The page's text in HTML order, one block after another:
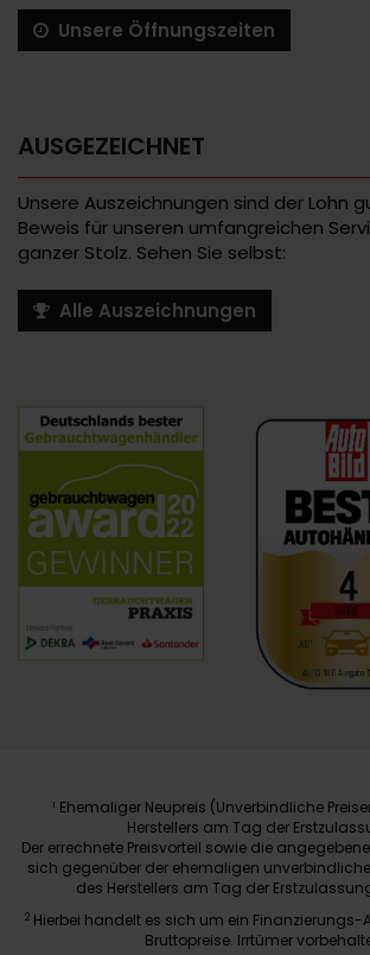
Unsere Öffnungszeiten
AUSGEZEICHNET
Unsere Auszeichnungen sind der Lohn
Beweis für unseren umfangreichen
ganzer Stolz. Sehen Sie selbst:
Alle Auszeichnungen
1 Ehemaliger Neupreis (Unverbindliche
Herstellers am Tag der
Der errechnete Preisvorteil sowie die
sich gegenüber der ehemaligen
des Herstellers am Tag der
2 Hierbei handelt es sich um ein Finanzierungs-
Bruttopreise. Irrtümer